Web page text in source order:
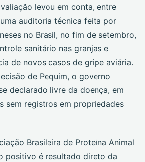
levou em conta, entre
auditoria técnica feita por
no Brasil, no fim de setembro,
sanitário nas granjas e
de novos casos de gripe aviária.
de Pequim, o governo
declarado livre da doença, em
sem registros em propriedades
Brasileira de Proteína Animal
positivo é resultado direto da